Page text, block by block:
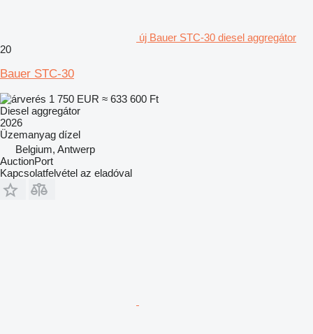
új Bauer STC-30 diesel aggregátor
20
Bauer STC-30
1 750 EUR ≈ 633 600 Ft
Diesel aggregátor
2026
Üzemanyag dízel
Belgium, Antwerp
AuctionPort
Kapcsolatfelvétel az eladóval